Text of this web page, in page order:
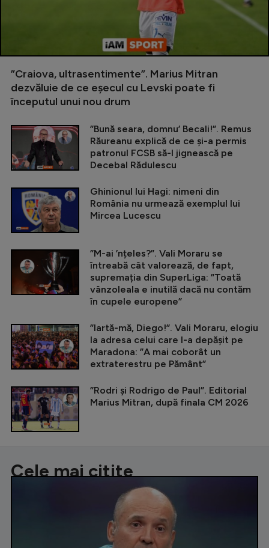
”Craiova, ultrasentimente”. Marius Mitran
dezvăluie de ce eșecul cu Levski poate fi
începutul unui nou drum
”Bună seara, domnu’ Becali!”. Remus
Răureanu explică de ce și-a permis
patronul FCSB să-l jignească pe
Decebal Rădulescu
Ghinionul lui Hagi: nimeni din
România nu urmează exemplul lui
Mircea Lucescu
”M-ai ’nțeles?”. Vali Moraru se
întreabă cât valorează, de fapt,
supremația din SuperLiga: ”Toată
vânzoleala e inutilă dacă nu contăm
în cupele europene”
”Iartă-mă, Diego!”. Vali Moraru, elogiu
la adresa celui care l-a depășit pe
Maradona: ”A mai coborât un
extraterestru pe Pământ”
”Rodri și Rodrigo de Paul”. Editorial
Marius Mitran, după finala CM 2026
Cele mai citite